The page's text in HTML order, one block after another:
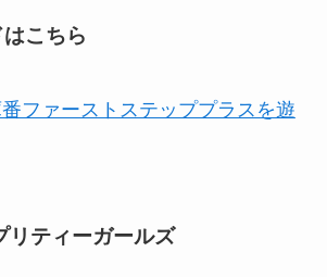
こちら
ファーストステッププラスを遊
リティーガールズ